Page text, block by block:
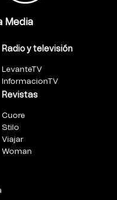
Media
Radio y televisión
LevanteTV
InformacionTV
Revistas
Cuore
Stilo
Viajar
Woman